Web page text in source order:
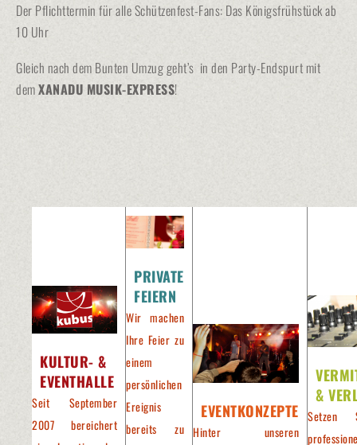
Der Pflichttermin für alle Schützenfest-Fans: Das Königsfrühstück ab
10 Uhr
Gleich nach dem Bunten Umzug geht’s in den Party-Endspurt mit
demXANADU MUSIK-EXPRESS!
KULTUR- &
EVENTHALLE
Seit September
2007 bereichert
PRIVATE
FEIERN
Wir machen
Ihre Feier zu
einem
persönlichen
Ereignis
bereits zu
EVENTKONZEPTE
Hinter unseren
&
Setzen